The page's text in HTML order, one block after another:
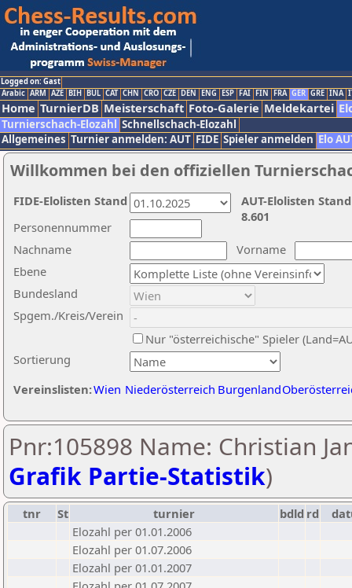
Logged on: Gast
Arabic ARM AZE BIH BUL CAT CHN CRO CZE DEN ENG ESP FAI FIN FRA GER GRE INA
Home TurnierDB Meisterschaft Foto-Galerie Meldekartei
Turnierschach-Elozahl Schnellschach-Elozahl
Allgemeines Turnier anmelden: AUT FIDE Spieler anmelden Elo
Willkommen bei den offiziellen
Nachname
Vorname
Ebene
Sortierung
Personennummer
Bundesland
Spgem./Kreis/Verein
Nur "österreichische" Spieler
Vereinslisten:Wien Niederösterreich Burgenland
AUT-Elolisten
8.601
FIDE-Elolisten Stand
Pnr:105898 Name: Christian
Grafik Partie-Statistik)
tnr St turnier bdld rd
Elozahl per 01.01.2006
Elozahl per 01.07.2006
Elozahl per 01.01.2007